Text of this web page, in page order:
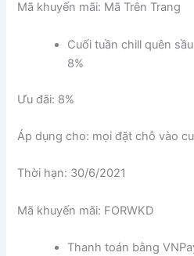
Mã khuyến mãi: Mã Trên Trang
Cuối tuần chill quên
8%
Ưu đãi: 8%
Áp dụng cho: mọi đặt chỗ vào
Thời hạn: 30/6/2021
Mã khuyến mãi: FORWKD
Thanh toán bằng